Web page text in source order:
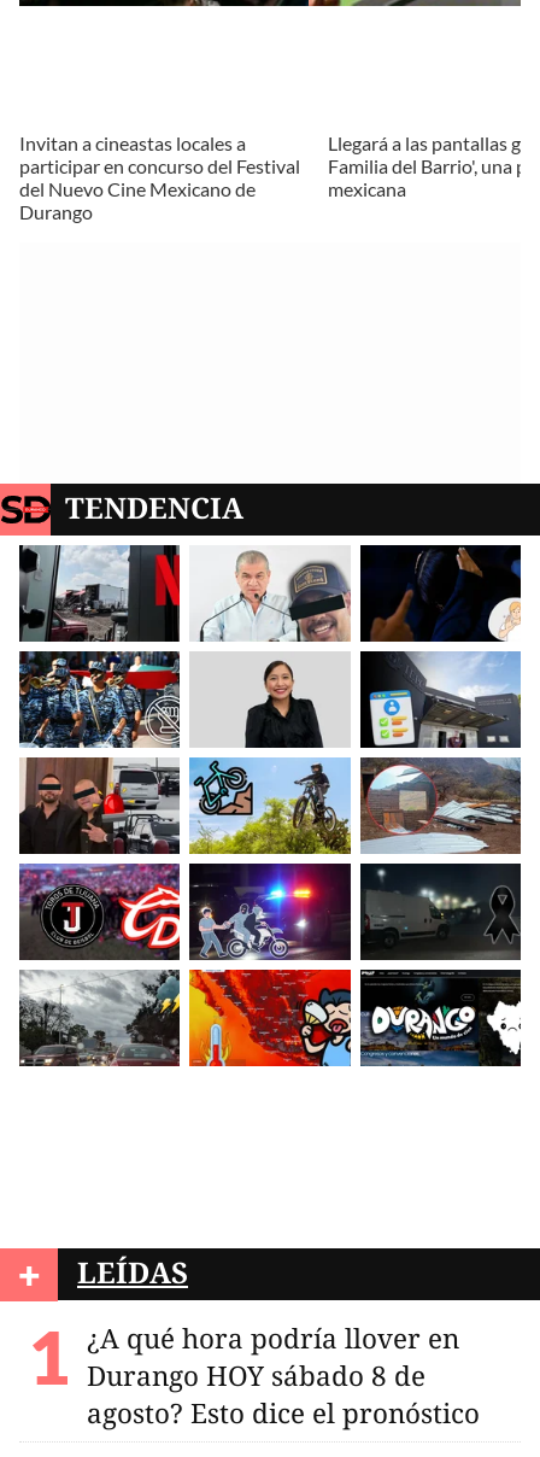
Invitan a cineastas locales a
participar en concurso del Festival
del Nuevo Cine Mexicano de
Durango
Llegará a las pantallas
Familia del Barrio', una
mexicana
TENDENCIA
+ LEÍDAS
¿A qué hora podría llover en
Durango HOY sábado 8 de
agosto? Esto dice el pronóstico